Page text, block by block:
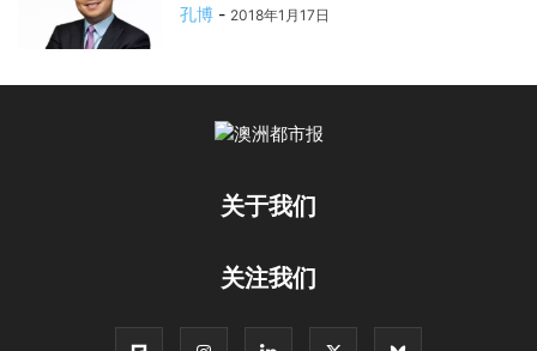
孔博 - 2018年1月17日
关于我们
关注我们